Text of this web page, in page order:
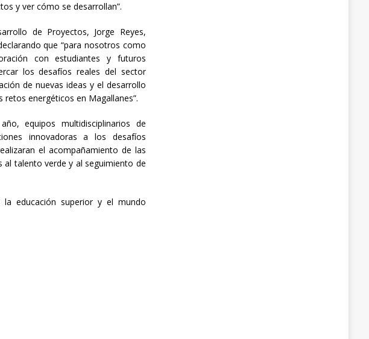
y ver cómo se desarrollan”.
de Proyectos, Jorge Reyes,
que “para nosotros como
con estudiantes y futuros
los desafíos reales del sector
de nuevas ideas y el desarrollo
energéticos en Magallanes”.
equipos multidisciplinarios de
innovadoras a los desafíos
el acompañamiento de las
al talento verde y al seguimiento de
educación superior y el mundo